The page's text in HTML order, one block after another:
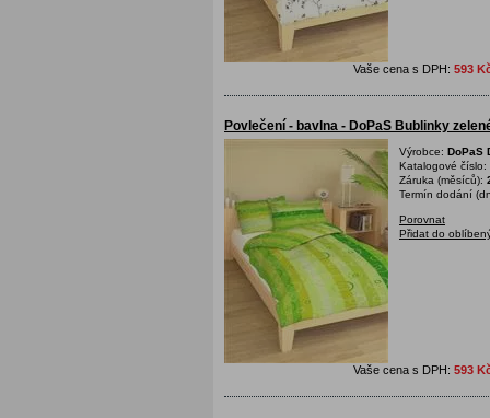
Vaše cena s DPH: 593
Povlečení - bavlna - DoPaS Bublinky
Výrobce: DoPaS
Katalogové číslo:
Záruka (měsíců):
Termín dodání
Porovnat
Přidat do
Vaše cena s DPH: 593